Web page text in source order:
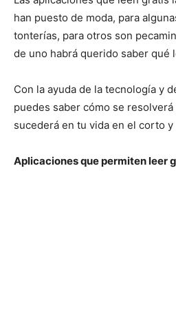
han puesto de moda, para
tonterías, para otros son
de uno habrá querido saber qué
Con la ayuda de la tecnología y
puedes saber cómo se
sucederá en tu vida en el corto y
Aplicaciones que permiten leer